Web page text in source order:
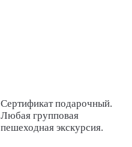
Cертификат подарочный.
Любая групповая
пешеходная экскурсия.